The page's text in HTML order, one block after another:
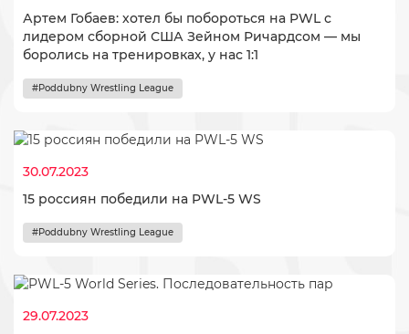
Артем Гобаев: хотел бы побороться на PWL с
лидером сборной США Зейном Ричардсом — мы
боролись на тренировках, у нас 1:1
#Poddubny Wrestling League
30.07.2023
15 россиян победили на PWL-5 WS
#Poddubny Wrestling League
29.07.2023